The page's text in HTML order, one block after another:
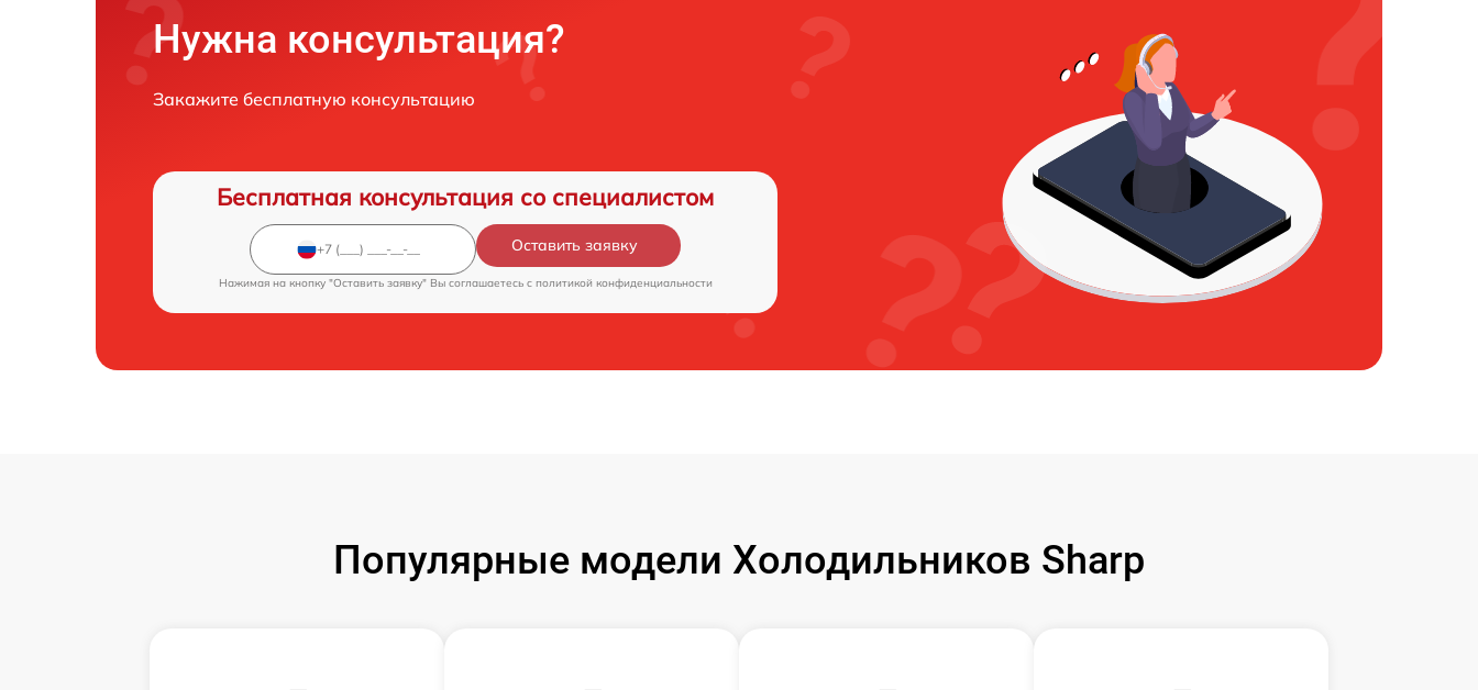
Нужна консультация?
Закажите бесплатную консультацию
Бесплатная консультация со специалистом
Оставить заявку
Нажимая на кнопку "Оставить заявку" Вы соглашаетесь c политикой конфиденциальности
Популярные модели Холодильников Sharp